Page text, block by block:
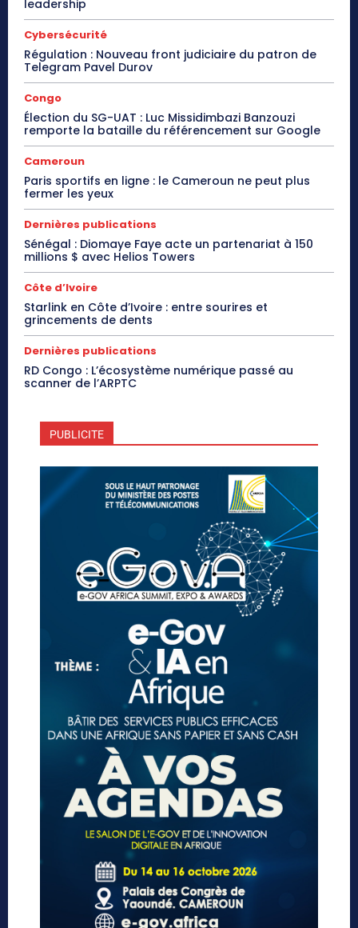
leadership
Cybersécurité
Régulation : Nouveau front judiciaire du patron de
Telegram Pavel Durov
Congo
Élection du SG-UAT : Luc Missidimbazi Banzouzi
remporte la bataille du référencement sur Google
Cameroun
Paris sportifs en ligne : le Cameroun ne peut plus
fermer les yeux
Dernières publications
Sénégal : Diomaye Faye acte un partenariat à 150
millions $ avec Helios Towers
Côte d’Ivoire
Starlink en Côte d’Ivoire : entre sourires et
grincements de dents
Dernières publications
RD Congo : L’écosystème numérique passé au
scanner de l’ARPTC
PUBLICITE